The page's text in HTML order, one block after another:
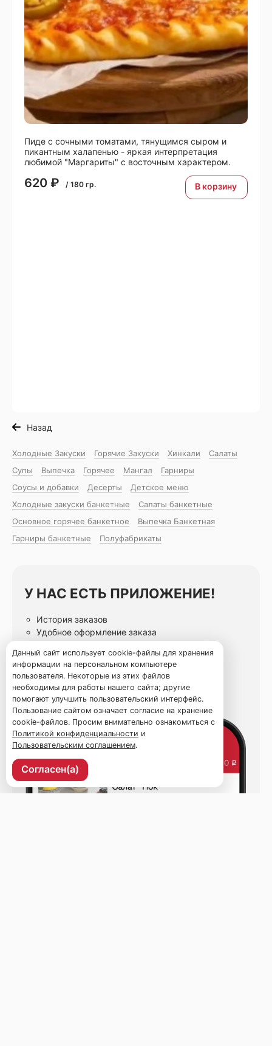
Пиде с сочными томатами, тянущимся сыром и
пикантным халапенью - яркая интерпретация
любимой "Маргариты" с восточным характером.
620 ₽ / 180 гр. В корзину
Назад
Холодные Закуски Горячие Закуски Хинкали
Салаты
Супы
Выпечка Горячее Мангал
Гарниры
Соусы и добавки
Десерты
Детское меню
Холодные закуски банкетные
Салаты банкетные
Основное горячее банкетное
Выпечка Банкетная
Гарниры банкетные
Полуфабрикаты
У НАС ЕСТЬ ПРИЛОЖЕНИЕ!
История заказов
Удобное оформление заказа
Избранные блюда
Данный сайт использует cookie-файлы для хранения
информации на персональном компьютере
пользователя. Некоторые из этих файлов
необходимы для работы нашего сайта; другие
помогают улучшить пользовательский интерфейс.
Пользование сайтом означает согласие на хранение
cookie-файлов. Просим внимательно ознакомиться с
Политикой конфиденциальности и
Пользовательским соглашением.
Согласен(а)